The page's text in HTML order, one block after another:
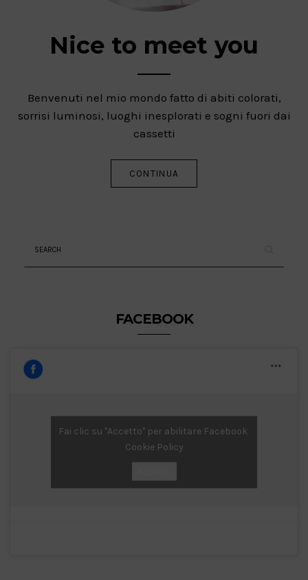
Nice to meet you
Benvenuti nel mio mondo fatto di abiti colorati,
sorrisi luminosi, luoghi inesplorati e sogni fuori dai
cassetti
CONTINUA
FACEBOOK
Fai clic su "Accetto" per abilitare Facebook
Cookie Policy